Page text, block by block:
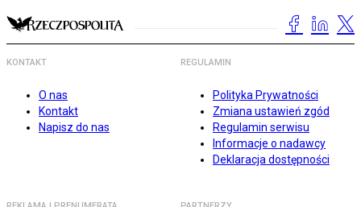
KONTAKT
O nas
Kontakt
Napisz do nas
REGULAMIN
Polityka Prywatności
Zmiana ustawień zgód
Regulamin serwisu
Informacje o nadawcy
Deklaracja dostępności